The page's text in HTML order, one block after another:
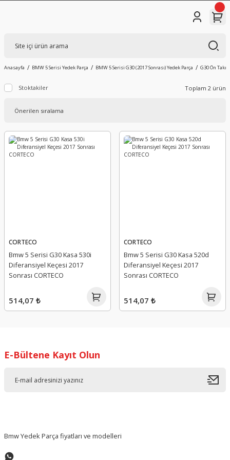
Anasayfa BMW 5 Serisi Yedek Parça BMW 5 Serisi G30 (2017 Sonrası) Yedek Parça G30 Ön
Stoktakiler Toplam 2 ürün
CORTECO
Bmw 5 Serisi G30 Kasa 530i
Diferansiyel Keçesi 2017
Sonrası CORTECO
514,07 ₺
CORTECO
Bmw 5 Serisi G30 Kasa 520d
Diferansiyel Keçesi 2017
Sonrası CORTECO
514,07 ₺
E-Bültene Kayıt Olun
Bmw Yedek Parça fiyatları ve modelleri